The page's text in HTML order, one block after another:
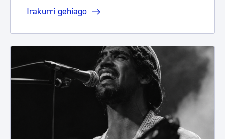
Irakurri gehiago